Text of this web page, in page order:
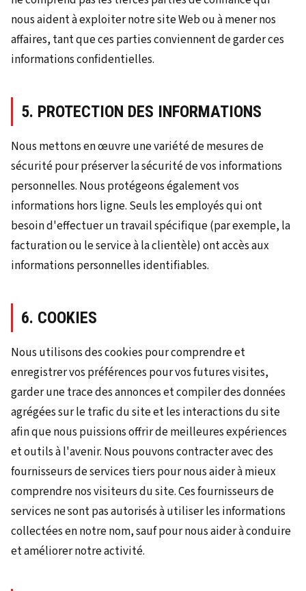
nous aident à exploiter notre site Web ou à mener nos
affaires, tant que ces parties conviennent de garder ces
informations confidentielles.
5. PROTECTION DES INFORMATIONS
Nous mettons en œuvre une variété de mesures de
sécurité pour préserver la sécurité de vos informations
personnelles. Nous protégeons également vos
informations hors ligne. Seuls les employés qui ont
besoin d'effectuer un travail spécifique (par exemple, la
facturation ou le service à la clientèle) ont accès aux
informations personnelles identifiables.
6. COOKIES
Nous utilisons des cookies pour comprendre et
enregistrer vos préférences pour vos futures visites,
garder une trace des annonces et compiler des données
agrégées sur le trafic du site et les interactions du site
afin que nous puissions offrir de meilleures expériences
et outils à l'avenir. Nous pouvons contracter avec des
fournisseurs de services tiers pour nous aider à mieux
comprendre nos visiteurs du site. Ces fournisseurs de
services ne sont pas autorisés à utiliser les informations
collectées en notre nom, sauf pour nous aider à conduire
et améliorer notre activité.